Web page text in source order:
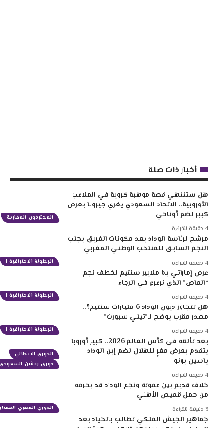
أخبار ذات صلة
المحترفون المغاربة
هل ستنتهي قصة موهبة كروية في الملاعب
الأوروبية.. الاتحاد السعودي يغري جيرونا بعرض
كبير لضم أوناحي
البطولة الاحترافية 1
مرشح لرئاسة الوداد يعد مكونات الفريق بجلب
النجم السابق للمنتخب الوطني المغربي
البطولة الاحترافية 1
عرض إماراتي بـ6 ملايير سنتيم لخطف نجم
“الماص” الذي ترعرع في الرجاء
البطولة الاحترافية 1
هل تتجاوز ديون الوداد 6 مليارات سنتيم؟..
مصدر مقرب يوضح لـ”تيلي سبورت”
الدوري الايطالي
دوري روشن السعودي
بعد تألقه في كأس العالم 2026.. كبير أوروبا
يتقدم بعرض مغرٍ للهلال لضم إبن الوداد
ياسين بونو
الدوري المصري الممتاز
خلاف قديم بين عموتة ونجم الوداد قد يحرمه
من حمل قميص الأهلي
جماهير الجيش الملكي تطالب بالحياد بعد